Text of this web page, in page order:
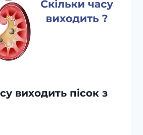
виходить пісок з